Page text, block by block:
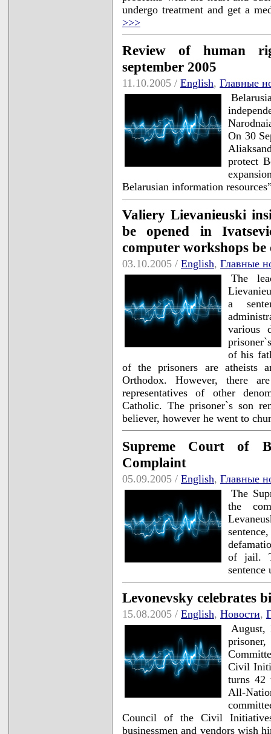
undergo treatment and get a
>>>
Review of human
september 2005
11.10.2005 / English, Главные
On 30
protect
Belarusian information
Valiery Lievanieuski
be opened in
computer workshops
03.10.2005 / English, Главные
The
a
various
of his
of the prisoners are atheists
Orthodox. However, there
representatives of other
Catholic. The prisoner`s son
believer, however he went to
Supreme Court of
Complaint
05.09.2005 / English, Главные
The
the
of jail.
sentence
Levonevsky celebrates
15.08.2005 / English, Новости,
August,
Civil
turns 42
All-
Council of the Civil
businessmen and vendors wish